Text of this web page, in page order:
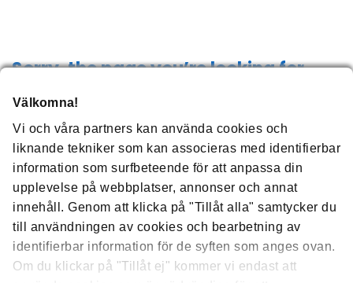
Välkomna!
Vi och våra partners kan använda cookies och
liknande tekniker som kan associeras med identifierbar
information som surfbeteende för att anpassa din
upplevelse på webbplatser, annonser och annat
innehåll. Genom att klicka på "Tillåt alla" samtycker du
till användningen av cookies och bearbetning av
identifierbar information för de syften som anges ovan.
Om du klickar på "Tillåt ej" kommer vi endast att
Sorry, the page you’relooking for
isn’t here.
The page you requested cannot be found. The URL may be